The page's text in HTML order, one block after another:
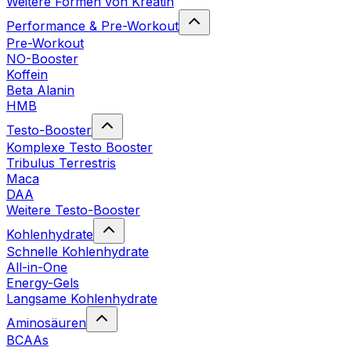
Performance & Pre-Workout
Pre-Workout
NO-Booster
Koffein
Beta Alanin
HMB
Testo-Booster
Komplexe Testo Booster
Tribulus Terrestris
Maca
DAA
Weitere Testo-Booster
Kohlenhydrate
Schnelle Kohlenhydrate
All-in-One
Energy-Gels
Langsame Kohlenhydrate
Aminosäuren
BCAAs